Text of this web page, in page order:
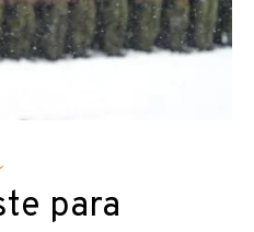
para